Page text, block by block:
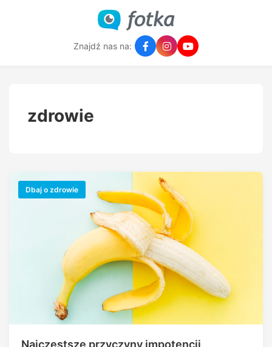
Znajdź nas na:
zdrowie
Dbaj o zdrowie
Najczęstsze przyczyny impotencji